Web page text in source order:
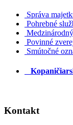
Správa
Pohrebné
Povinné
Smútočné
Kontakt